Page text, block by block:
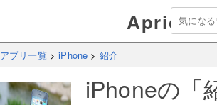
Aprico
アプリ一覧 >iPhone > 紹介
iPhoneの「